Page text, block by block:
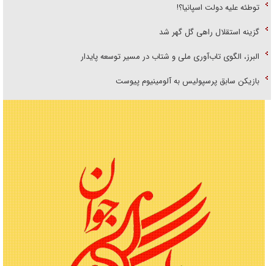
توطئه علیه دولت اسپانیا؟!
گزینه استقلال راهی گل گهر شد
البرز، الگوی تاب‌آوری ملی و شتاب در مسیر توسعه پایدار
بازیکن سابق پرسپولیس به آلومینیوم پیوست